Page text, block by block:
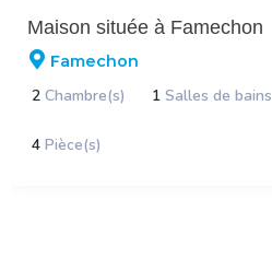
Maison située à Famechon
Famechon
2 Chambre(s) 1 Salles de bains
4 Pièce(s)